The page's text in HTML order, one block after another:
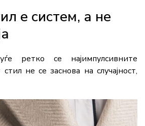
е систем, а не
ретко се најимпулсивните
не се заснова на случајност,